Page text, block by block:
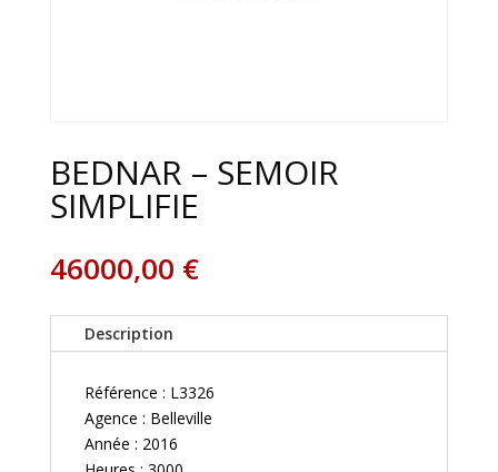
BEDNAR – SEMOIR
SIMPLIFIE
46000,00 €
Description
Référence : L3326
Agence : Belleville
Année : 2016